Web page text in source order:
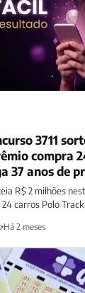
3711
compra
37 anos de
R$ 2 milhões
carros Polo
Há 2 meses